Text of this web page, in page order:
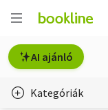
AI ajánló
Kategóriák